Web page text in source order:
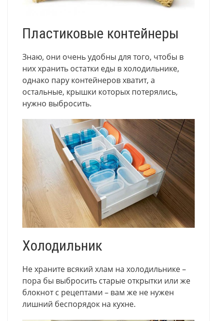
Пластиковые контейнеры
Знаю, они очень удобны для того, чтобы в
них хранить остатки еды в холодильнике,
однако пару контейнеров хватит, а
остальные, крышки которых потерялись,
нужно выбросить.
Холодильник
Не храните всякий хлам на холодильнике –
пора бы выбросить старые открытки или же
блокнот с рецептами – вам же не нужен
лишний беспорядок на кухне.